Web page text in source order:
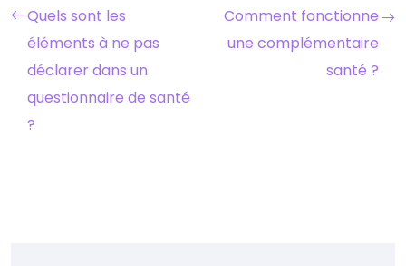
Quels sont les
éléments à ne pas
déclarer dans un
questionnaire de santé
?
Comment fonctionne
une complémentaire
santé ?